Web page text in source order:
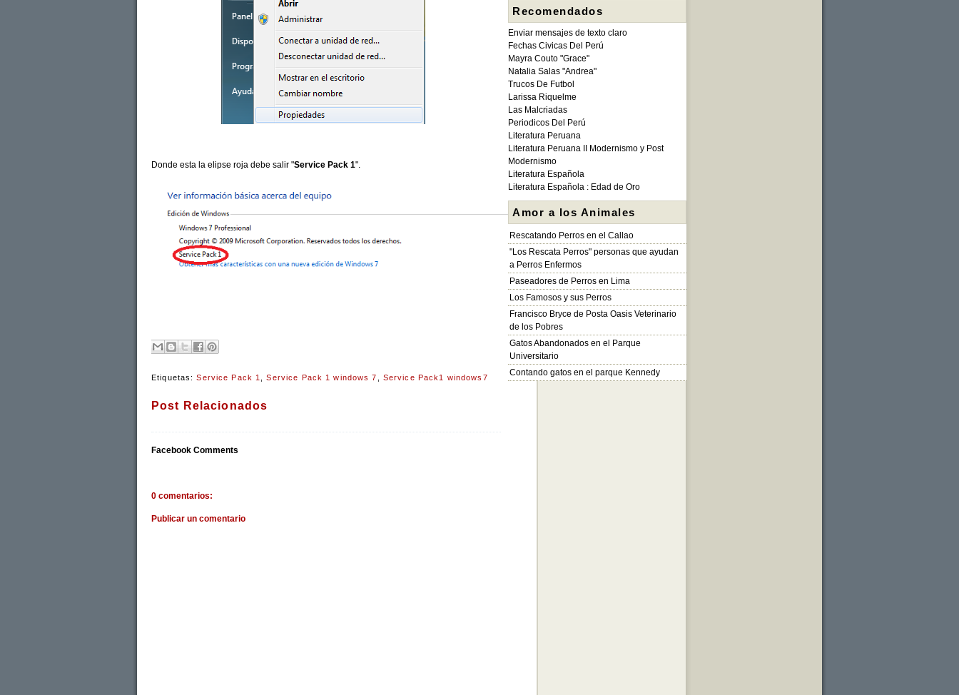
Donde esta la elipse roja debe salir "Service Pack 1".
Etiquetas:Service Pack 1,Service Pack 1 windows 7 , Service Pack1 windows7
Post Relacionados
Facebook Comments
0 comentarios:
Publicar un comentario
Recomendados
Enviar mensajes de texto claro
Fechas Civicas Del Perú
Mayra Couto "Grace"
Natalia Salas "Andrea"
Trucos De Futbol
Larissa Riquelme
Las Malcriadas
Periodicos Del Perú
Literatura Peruana
Literatura Peruana II Modernismo y Post
Modernismo
Literatura Española
Literatura Española : Edad de Oro
Amor a los Animales
Rescatando Perros en el Callao
"Los Rescata Perros" personas que ayudan
a Perros Enfermos
Paseadores de Perros en Lima
Los Famosos y sus Perros
Francisco Bryce de Posta Oasis Veterinario
de los Pobres
Gatos Abandonados en el Parque
Universitario
Contando gatos en el parque Kennedy